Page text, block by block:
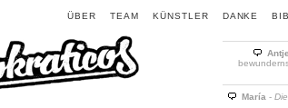
DANKE
KÜNSTLER
TEAM
ÜBER
Antje
María -